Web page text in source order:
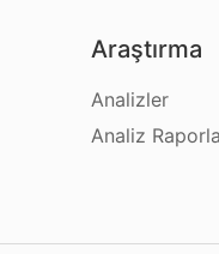
Araştırma
Analizler
Analiz